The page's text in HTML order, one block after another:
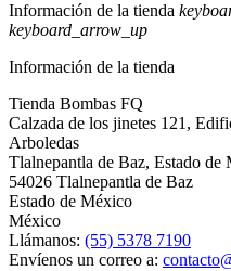
Información de la tienda
keyboard_arrow_up
Información de la tienda
Tienda Bombas FQ
Calzada de los jinetes 121,
Arboledas
Tlalnepantla de Baz, Estado de
54026 Tlalnepantla de Baz
Estado de México
México
Llámanos: (55) 5378 7190
Envíenos un correo a: